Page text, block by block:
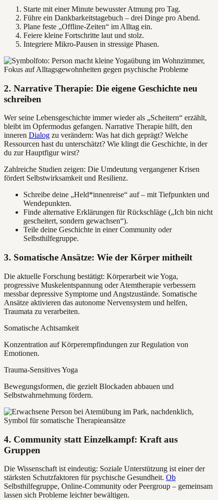
Starte mit einer Minute bewusster Atmung pro Tag.
Führe ein Dankbarkeitstagebuch – drei Dinge pro Abend.
Plane feste „Offline-Zeiten“ im Alltag ein.
Feiere kleine Fortschritte laut und stolz.
Integriere Mikro-Pausen in stressige Phasen.
2. Narrative Therapie: Die eigene Geschichte neu
schreiben
Wer seine Lebensgeschichte immer wieder als „Scheitern“ erzählt,
bleibt im Opfermodus gefangen. Narrative Therapie hilft, den
inneren Dialog zu verändern: Was hat dich geprägt? Welche
Ressourcen hast du unterschätzt? Wie klingt die Geschichte, in der
du zur Hauptfigur wirst?
Zahlreiche Studien zeigen: Die Umdeutung vergangener Krisen
fördert Selbstwirksamkeit und Resilienz.
Schreibe deine „Held*innenreise“ auf – mit Tiefpunkten und
Wendepunkten.
Finde alternative Erklärungen für Rückschläge („Ich bin nicht
gescheitert, sondern gewachsen“).
Teile deine Geschichte in einer Community oder
Selbsthilfegruppe.
3. Somatische Ansätze: Wie der Körper mitheilt
Die aktuelle Forschung bestätigt: Körperarbeit wie Yoga,
progressive Muskelentspannung oder Atemtherapie verbessern
messbar depressive Symptome und Angstzustände. Somatische
Ansätze aktivieren das autonome Nervensystem und helfen,
Traumata zu verarbeiten.
Somatische Achtsamkeit
Konzentration auf Körperempfindungen zur Regulation von
Emotionen.
Trauma-Sensitives Yoga
Bewegungsformen, die gezielt Blockaden abbauen und
Selbstwahrnehmung fördern.
4. Community statt Einzelkampf: Kraft aus
Gruppen
Die Wissenschaft ist eindeutig: Soziale Unterstützung ist einer der
stärksten Schutzfaktoren für psychische Gesundheit. Ob
Selbsthilfegruppe, Online-Community oder Peergroup – gemeinsam
lassen sich Probleme leichter bewältigen.